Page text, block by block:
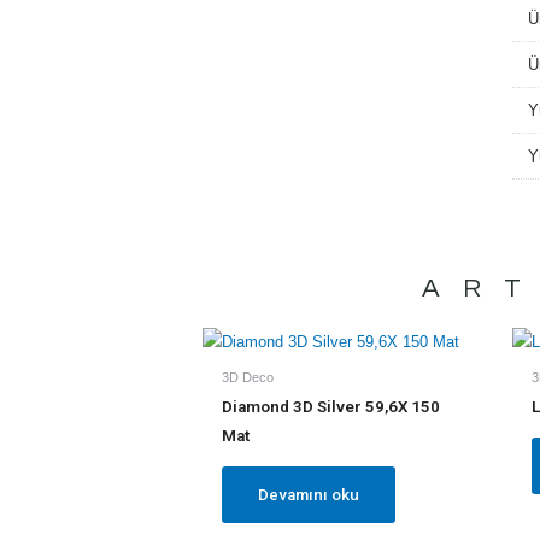
3D Deco
Diamond 3D Silver 59,6X 150
Mat
Devamını oku